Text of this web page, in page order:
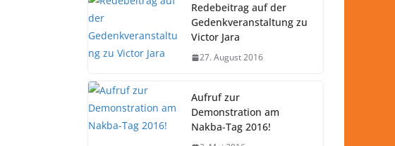
Redebeitrag auf der
Gedenkveranstaltung zu
Victor Jara
27. August 2016
Aufruf zur
Demonstration am
Nakba-Tag 2016!